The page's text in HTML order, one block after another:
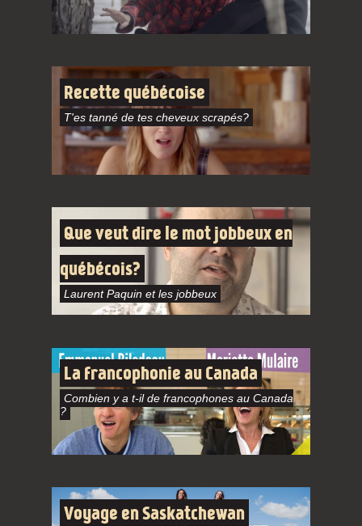
Recette québécoise
T'es tanné de tes cheveux scrapés?
Que veut dire le mot jobbeux en
québécois?
Laurent Paquin et les jobbeux
La francophonie au Canada
Combien y a t-il de francophones au Canada
?
Voyage en Saskatchewan